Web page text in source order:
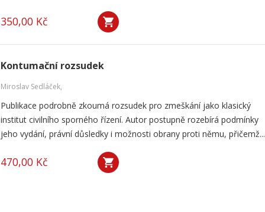
350,00 Kč
Kontumační rozsudek
Miroslav Sedláček,
Publikace podrobně zkoumá rozsudek pro zmeškání jako klasický
institut civilního sporného řízení. Autor postupně rozebírá podmínky
jeho vydání, právní důsledky i možnosti obrany proti němu, přičemž...
470,00 Kč